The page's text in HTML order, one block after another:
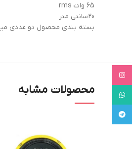
65 وات rms
20سانتی متر
بسته بندی محصول دو عددی
محصولات مشابه
WhatsApp